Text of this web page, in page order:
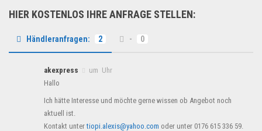
HIER KOSTENLOS IHRE ANFRAGE STELLEN:
Händleranfragen: 2 - 0
akexpress
um Uhr
Hallo
Ich hätte Interesse und möchte gerne wissen ob Angebot noch
aktuell ist.
Kontakt untertiopi.alexis@yahoo.com oder unter 0176 615 336 59.